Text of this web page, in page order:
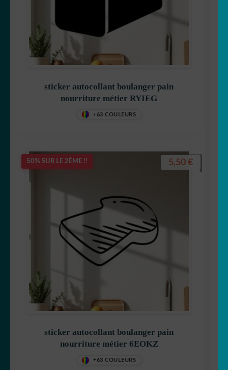
sticker autocollant boulanger pain
nourriture métier RYIEG
+63 COULEURS
50% SUR LE 2ÈME !!
sticker autocollant boulanger pain
nourriture métier 6EOKZ
+63 COULEURS
5,50 €